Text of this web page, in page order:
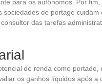
para os autônomos. Por fim,
de portage cuidam
das tarefas
de renda como portado,
os ganhos líquidos após a